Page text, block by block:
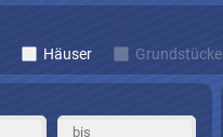
Häuser Grundstücke